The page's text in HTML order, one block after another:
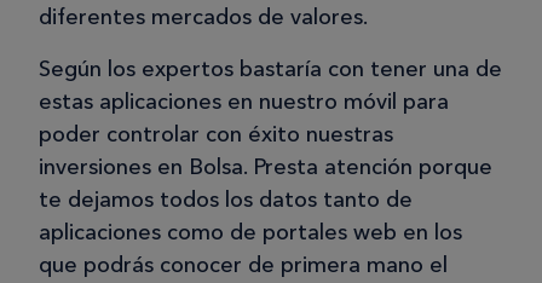
diferentes mercados de valores.
Según los expertos bastaría con tener una de
estas aplicaciones en nuestro móvil para
poder controlar con éxito nuestras
inversiones en Bolsa. Presta atención porque
te dejamos todos los datos tanto de
aplicaciones como de portales web en los
que podrás conocer de primera mano el